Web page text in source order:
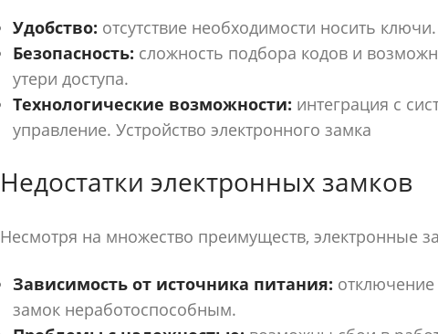
Удобство: отсутствие необходимости носить ключи.
Безопасность: сложность подбора кодов и
утери доступа.
Технологические возможности: интеграция с
управление. Устройство электронного замка
Недостатки электронных замков
Несмотря на множество преимуществ, электронные
Зависимость от источника питания: отключение
замок неработоспособным.